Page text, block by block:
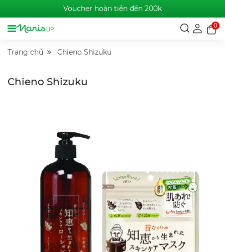
Voucher hoàn tiền đến 200k
0
Trang chủ Chieno Shizuku
Chieno Shizuku